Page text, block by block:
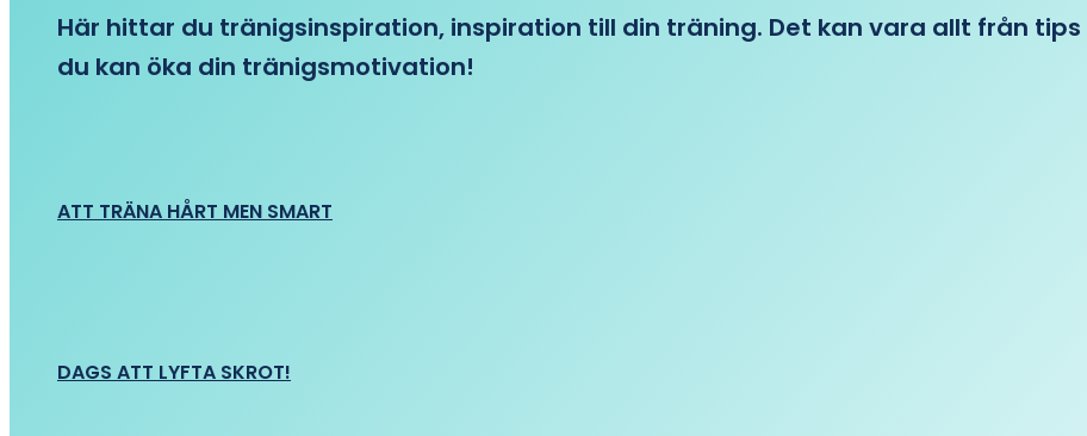
Här hittar du tränigsinspiration, inspiration till din träning. Det kan vara allt från
du kan öka din tränigsmotivation!
ATT TRÄNA HÅRT MEN SMART
DAGS ATT LYFTA SKROT!